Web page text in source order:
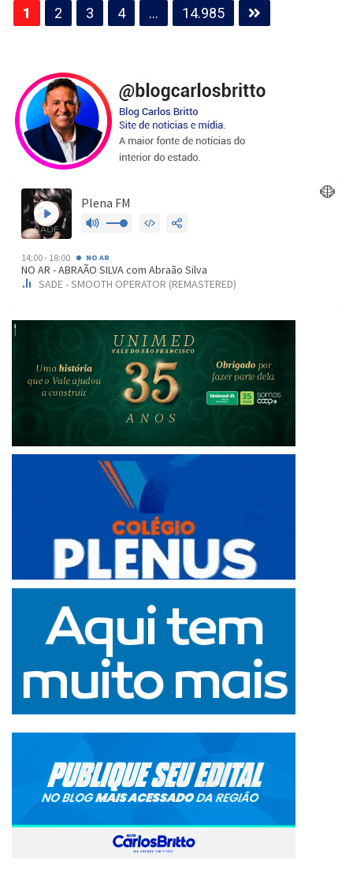
Paginação
de
1 2 3 4 … 14.985